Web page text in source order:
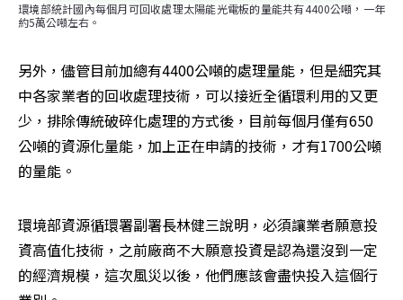
環境部統計國內每個月可回收處理太陽能光電板的量能共有4400公噸，一年
約5萬公噸左右。
另外，儘管目前加總有4400公噸的處理量能，但是細究其
中各家業者的回收處理技術，可以接近全循環利用的又更
少，排除傳統破碎化處理的方式後，目前每個月僅有650
公噸的資源化量能，加上正在申請的技術，才有1700公噸
的量能。
環境部資源循環署副署長林健三說明，必須讓業者願意投
資高值化技術，之前廠商不大願意投資是認為還沒到一定
的經濟規模，這次風災以後，他們應該會盡快投入這個行